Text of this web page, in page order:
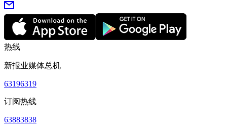
热线
新报业媒体总机
63196319
订阅热线
63883838